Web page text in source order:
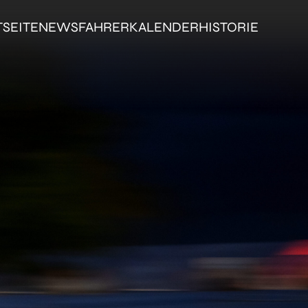
NEWSFAHRERKALENDERHISTORIE